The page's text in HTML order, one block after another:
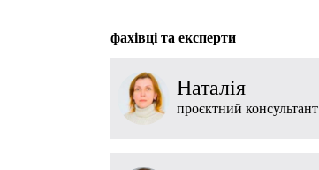
фахівці та експерти
Наталія
проєктний консультант